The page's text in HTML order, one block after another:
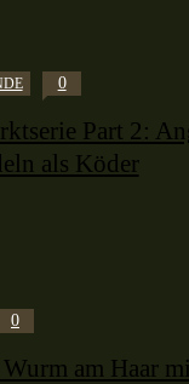
0
Part 2:
als Köder
0
am Haar